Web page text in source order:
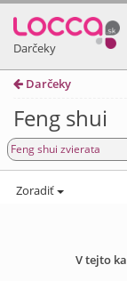
Darčeky
Darčeky
Feng shui
Feng shui zvierata
Zoradiť
V tejto